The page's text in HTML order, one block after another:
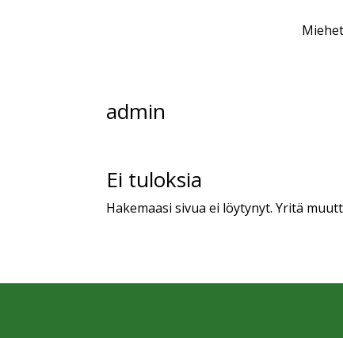
admin
Ei tuloksia
Hakemaasi sivua ei löytynyt. Yritä